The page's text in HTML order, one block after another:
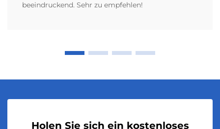
beeindruckend. Sehr zu empfehlen!
Holen Sie sich ein kostenloses